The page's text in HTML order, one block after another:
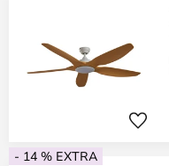
- 14 % EXTRA